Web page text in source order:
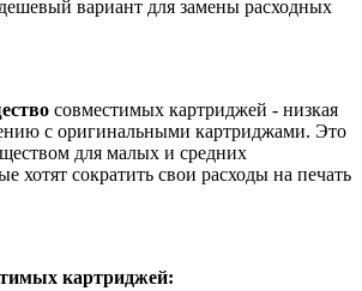
вариант для замены расходных
совместимых картриджей - низкая
с оригинальными картриджами. Это
для малых и средних
хотят сократить свои расходы на печать
картриджей: